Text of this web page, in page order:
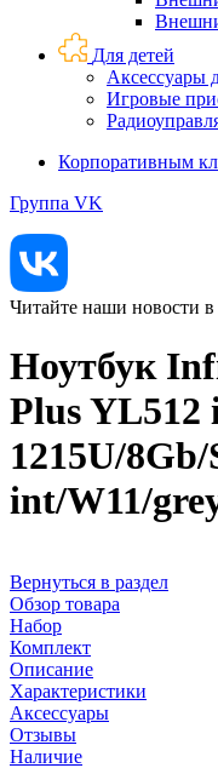
Для детей
Аксессуары
Игровые
Корпоративным
Группа VK
Читайте наши новости
Ноутбук
Plus YL512
1215U/
int/W11/
Вернуться в раздел
Обзор товара
Набор
Комплект
Описание
Характеристики
Аксессуары
Отзывы
Наличие